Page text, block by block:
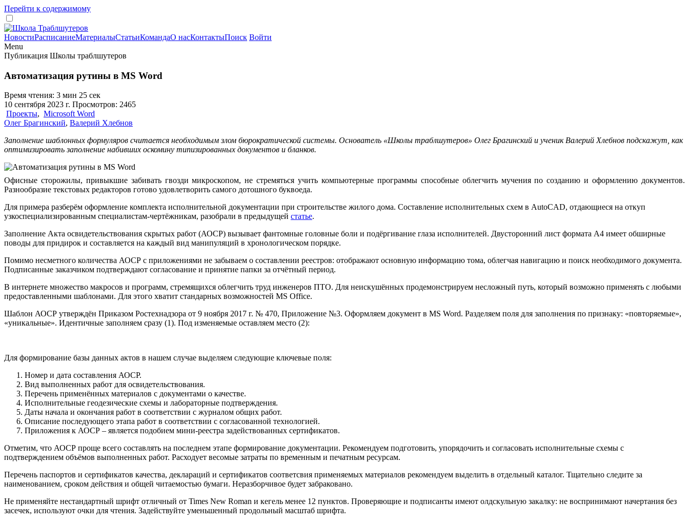
Перейти к содержимому
НовостиРасписаниеМатериалыСтатьиКомандаО насКонтактыПоиск Войти
Menu
Публикация Школы траблшутеров
Автоматизация рутины в MS Word
Время чтения: 3 мин 25 сек
10 сентября 2023 г. Просмотров: 2465
Проекты, Microsoft Word
Олег Брагинский, Валерий Хлебнов
Заполнение шаблонных формуляров считается необходимым злом бюрократической системы. Основатель «Школы траблшутеров» Олег Брагинский и ученик Валерий Хлебнов подскажут, как
оптимизировать заполнение набивших оскомину типизированных документов и бланков.
Офисные сторожилы, привыкшие забивать гвозди микроскопом, не стремяться учить компьютерные программы способные облегчить мучения по созданию и оформлению документов.
Разнообразие текстовых редакторов готово удовлетворить самого дотошного буквоеда.
Для примера разберём оформление комплекта исполнительной документации при строительстве жилого дома. Составление исполнительных схем в AutoCAD, отдающиеся на откуп
узкоспециализированным специалистам-чертёжникам, разобрали в предыдущей статье.
Заполнение Акта освидетельствования скрытых работ (АОСР) вызывает фантомные головные боли и подёргивание глаза исполнителей. Двусторонний лист формата А4 имеет обширные
поводы для придирок и составляется на каждый вид манипуляций в хронологическом порядке.
Помимо несметного количества АОСР с приложениями не забываем о составлении реестров: отображают основную информацию тома, облегчая навигацию и поиск необходимого документа.
Подписанные заказчиком подтверждают согласование и принятие папки за отчётный период.
В интернете множество макросов и программ, стремящихся облегчить труд инженеров ПТО. Для неискушённых продемонстрируем несложный путь, который возможно применять с любыми
предоставленными шаблонами. Для этого хватит стандарных возможностей MS Office.
Шаблон АОСР утверждён Приказом Ростехнадзора от 9 ноября 2017 г. № 470, Приложение №3. Оформляем документ в MS Word. Разделяем поля для заполнения по признаку: «повторяемые»,
«уникальные». Идентичные заполняем сразу (1). Под изменяемые оставляем место (2):
Для формирование базы данных актов в нашем случае выделяем следующие ключевые поля:
Номер и дата составления АОСР.
Вид выполненных работ для освидетельствования.
Перечень применённых материалов с документами о качестве.
Исполнительные геодезические схемы и лабораторные подтверждения.
Даты начала и окончания работ в соответствии с журналом общих работ.
Описание последующего этапа работ в соответствии с согласованной технологией.
Приложения к АОСР – является подобием мини-реестра задействованных сертификатов.
Отметим, что АОСР проще всего составлять на последнем этапе формирование документации. Рекомендуем подготовить, упорядочить и согласовать исполнительные схемы с
подтверждением объёмов выполненных работ. Расходует весомые затраты по временным и печатным ресурсам.
Перечень паспортов и сертификатов качества, деклараций и сертификатов соответсвия применяемых материалов рекомендуем выделить в отдельный каталог. Тщательно следите за
наименованием, сроком действия и общей читаемостью бумаги. Неразборчивое будет забраковано.
Не применяйте нестандартный шрифт отличный от Times New Roman и кегель менее 12 пунктов. Проверяющие и подписанты имеют олдскульную закалку: не воспринимают начертания без
засечек, используют очки для чтения. Задействуйте уменьшенный продольный масштаб шрифта.